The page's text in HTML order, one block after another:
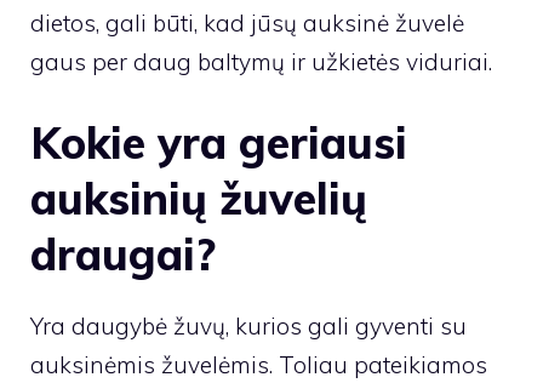
dietos, gali būti, kad jūsų auksinė žuvelė
gaus per daug baltymų ir užkietės viduriai.
Kokie yra geriausi
auksinių žuvelių
draugai?
Yra daugybė žuvų, kurios gali gyventi su
auksinėmis žuvelėmis. Toliau pateikiamos